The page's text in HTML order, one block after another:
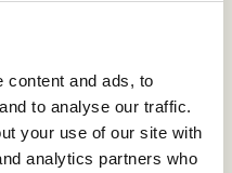
content and ads, to
to analyse our traffic.
your use of our site with
analytics partners who
i systemet samt
så du lettere kan